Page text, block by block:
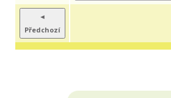
◄
Předchozí